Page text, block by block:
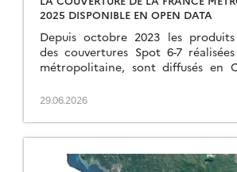
2025 DISPONIBLE EN OPEN DATA
Depuis octobre 2023 les
des couvertures Spot 6-7
métropolitaine, sont diffusés en
expérimentation portée par
29.06.2026